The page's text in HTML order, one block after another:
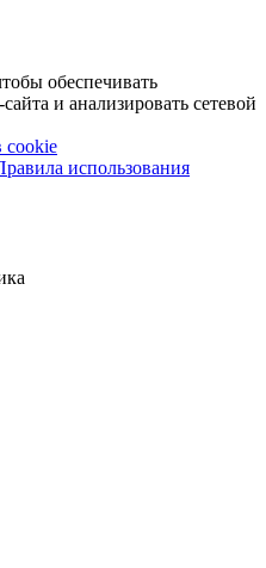
обеспечивать
и анализировать сетевой
cookie
использования